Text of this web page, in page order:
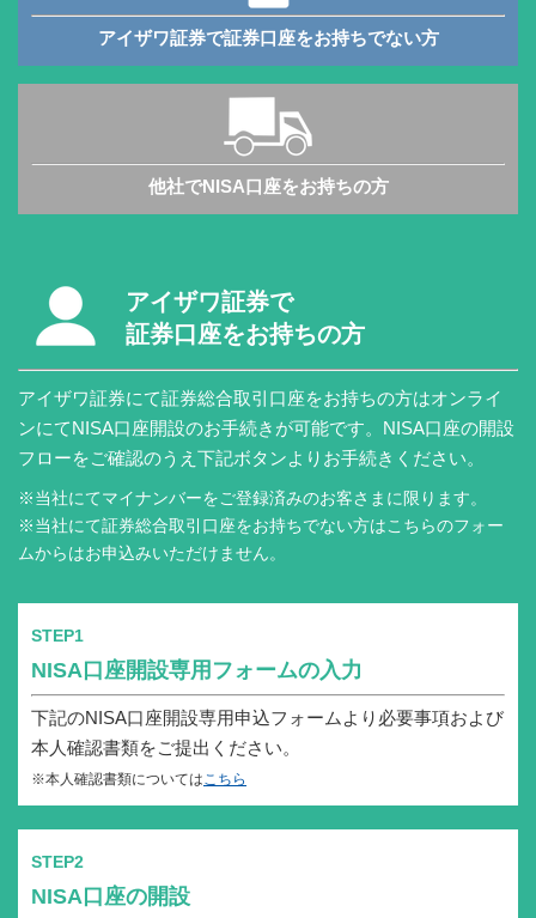
アイザワ証券で証券口座をお持ちでない方
他社でNISA口座をお持ちの方
アイザワ証券で
証券口座をお持ちの方
アイザワ証券にて証券総合取引口座をお持ちの方はオンライ
ンにてNISA口座開設のお手続きが可能です。NISA口座の開設
フローをご確認のうえ下記ボタンよりお手続きください。
※当社にてマイナンバーをご登録済みのお客さまに限ります。
※当社にて証券総合取引口座をお持ちでない方はこちらのフォー
ムからはお申込みいただけません。
STEP1
NISA口座開設専用フォームの入力
下記のNISA口座開設専用申込フォームより必要事項および
本人確認書類をご提出ください。
※本人確認書類については こちら
STEP2
NISA口座の開設